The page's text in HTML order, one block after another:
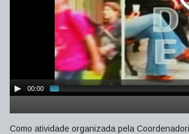
00:00
Como atividade organizada pela